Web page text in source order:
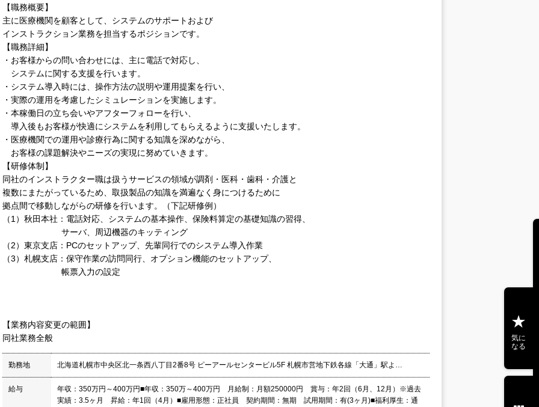
【職務概要】
主に医療機関を顧客として、システムのサポートおよび
インストラクション業務を担当するポジションです。
【職務詳細】
・お客様からの問い合わせには、主に電話で対応し、
システムに関する支援を行います。
・システム導入時には、操作方法の説明や運用提案を行い、
・実際の運用を考慮したシミュレーションを実施します。
・本稼働日の立ち会いやアフターフォローを行い、
導入後もお客様が快適にシステムを利用してもらえるように支援いたします。
・医療機関での運用や診療行為に関する知識を深めながら、
お客様の課題解決やニーズの実現に努めていきます。
【研修体制】
同社のインストラクター職は扱うサービスの領域が調剤・医科・歯科・介護と
複数にまたがっているため、取扱製品の知識を満遍なく身につけるために
拠点間で移動しながらの研修を行います。（下記研修例）
（1）秋田本社：電話対応、システムの基本操作、保険料算定の基礎知識の習得、
サーバ、周辺機器のキッティング
（2）東京支店：PCのセットアップ、先輩同行でのシステム導入作業
（3）札幌支店：保守作業の訪問同行、オプション機能のセットアップ、
帳票入力の設定
【業務内容変更の範囲】
同社業務全般
勤務地 北海道札幌市中央区北一条西八丁目2番8号 ピーアールセンタービル5F 札幌市営地下鉄各線「大通」駅よ…
給与
年収：350万円～400万円■年収：350万～400万円 月給制：月額250000円 賞与：年2回（6月、12月）※過去
実績：3.5ヶ月 昇給：年1回（4月）■雇用形態：正社員 契約期間：無期 試用期間：有(3ヶ月)■福利厚生：通
気に
なる